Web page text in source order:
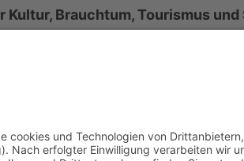
Kultur, Brauchtum, Tourismus